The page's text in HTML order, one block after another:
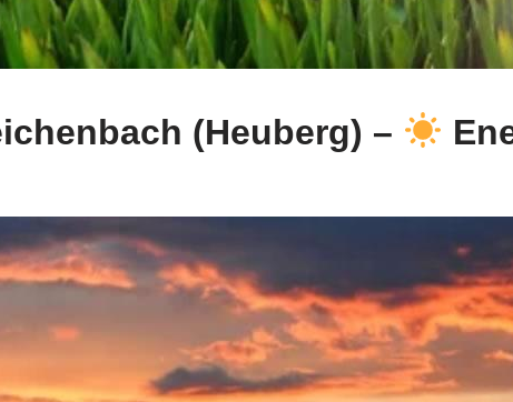
(Heuberg) –